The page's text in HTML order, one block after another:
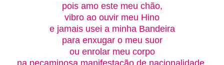
pois amo este meu chão,
vibro ao ouvir meu Hino
e jamais usei a minha Bandeira
para enxugar o meu suor
ou enrolar meu corpo
na pecaminosa manifestação de nacionalidade.